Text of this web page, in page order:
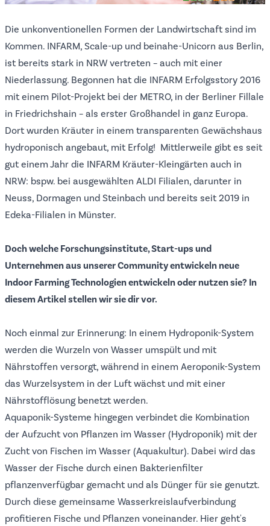
Die unkonventionellen Formen der Landwirtschaft sind im
Kommen. INFARM, Scale-up und beinahe-Unicorn aus Berlin,
ist bereits stark in NRW vertreten – auch mit einer
Niederlassung. Begonnen hat die INFARM Erfolgsstory 2016
mit einem Pilot-Projekt bei der METRO, in der Berliner Fillale
in Friedrichshain – als erster Großhandel in ganz Europa.
Dort wurden Kräuter in einem transparenten Gewächshaus
hydroponisch angebaut, mit Erfolg! Mittlerweile gibt es seit
gut einem Jahr die INFARM Kräuter-Kleingärten auch in
NRW: bspw. bei ausgewählten ALDI Filialen, darunter in
Neuss, Dormagen und Steinbach und bereits seit 2019 in
Edeka-Filialen in Münster.
Doch welche Forschungsinstitute, Start-ups und
Unternehmen aus unserer Community entwickeln neue
Indoor Farming Technologien entwickeln oder nutzen sie? In
diesem Artikel stellen wir sie dir vor.
Noch einmal zur Erinnerung: In einem Hydroponik-System
werden die Wurzeln von Wasser umspült und mit
Nährstoffen versorgt, während in einem Aeroponik-System
das Wurzelsystem in der Luft wächst und mit einer
Nährstofflösung benetzt werden.
Aquaponik-Systeme hingegen verbindet die Kombination
der Aufzucht von Pflanzen im Wasser (Hydroponik) mit der
Zucht von Fischen im Wasser (Aquakultur). Dabei wird das
Wasser der Fische durch einen Bakterienfilter
pflanzenverfügbar gemacht und als Dünger für sie genutzt.
Durch diese gemeinsame Wasserkreislaufverbindung
profitieren Fische und Pflanzen voneinander. Hier geht's